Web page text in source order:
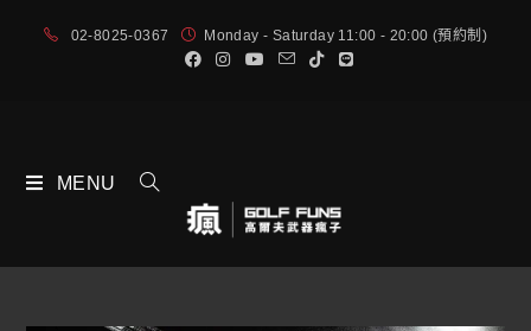
02-8025-0367 Monday - Saturday 11:00 - 20:00 (預約制)
MENU